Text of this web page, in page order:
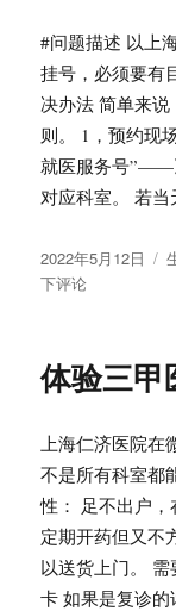
#问题描述 以上
挂号，必须要有
决办法 简单来
则。 1，预约现
就医服务号
对应科室。 若
发
布
2022年5月12日
下评论
体验三甲
上海仁济医院
不是所有科室都
性： 足不出户
定期开药但又不
以送货上门。
卡 如果是复诊